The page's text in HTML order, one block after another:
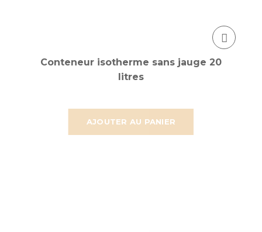
AJOUTER AU PANIER
Conteneur isotherme sans jauge 20
litres